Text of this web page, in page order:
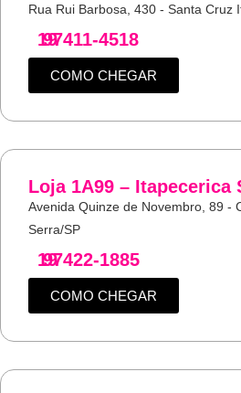
Rua Rui Barbosa, 430 - Santa Cruz
19
97411-4518
COMO CHEGAR
Loja 1A99 – Itapecerica
Avenida Quinze de Novembro, 89 -
Serra/SP
19
97422-1885
COMO CHEGAR